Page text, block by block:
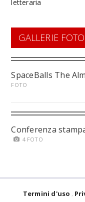
GALLERIE
SpaceBalls The
FOTO
Conferenza
4 FOTO
Termini d'uso